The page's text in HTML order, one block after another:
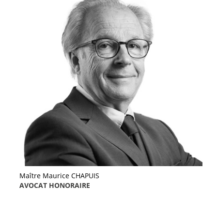
Maître Maurice CHAPUIS
AVOCAT HONORAIRE